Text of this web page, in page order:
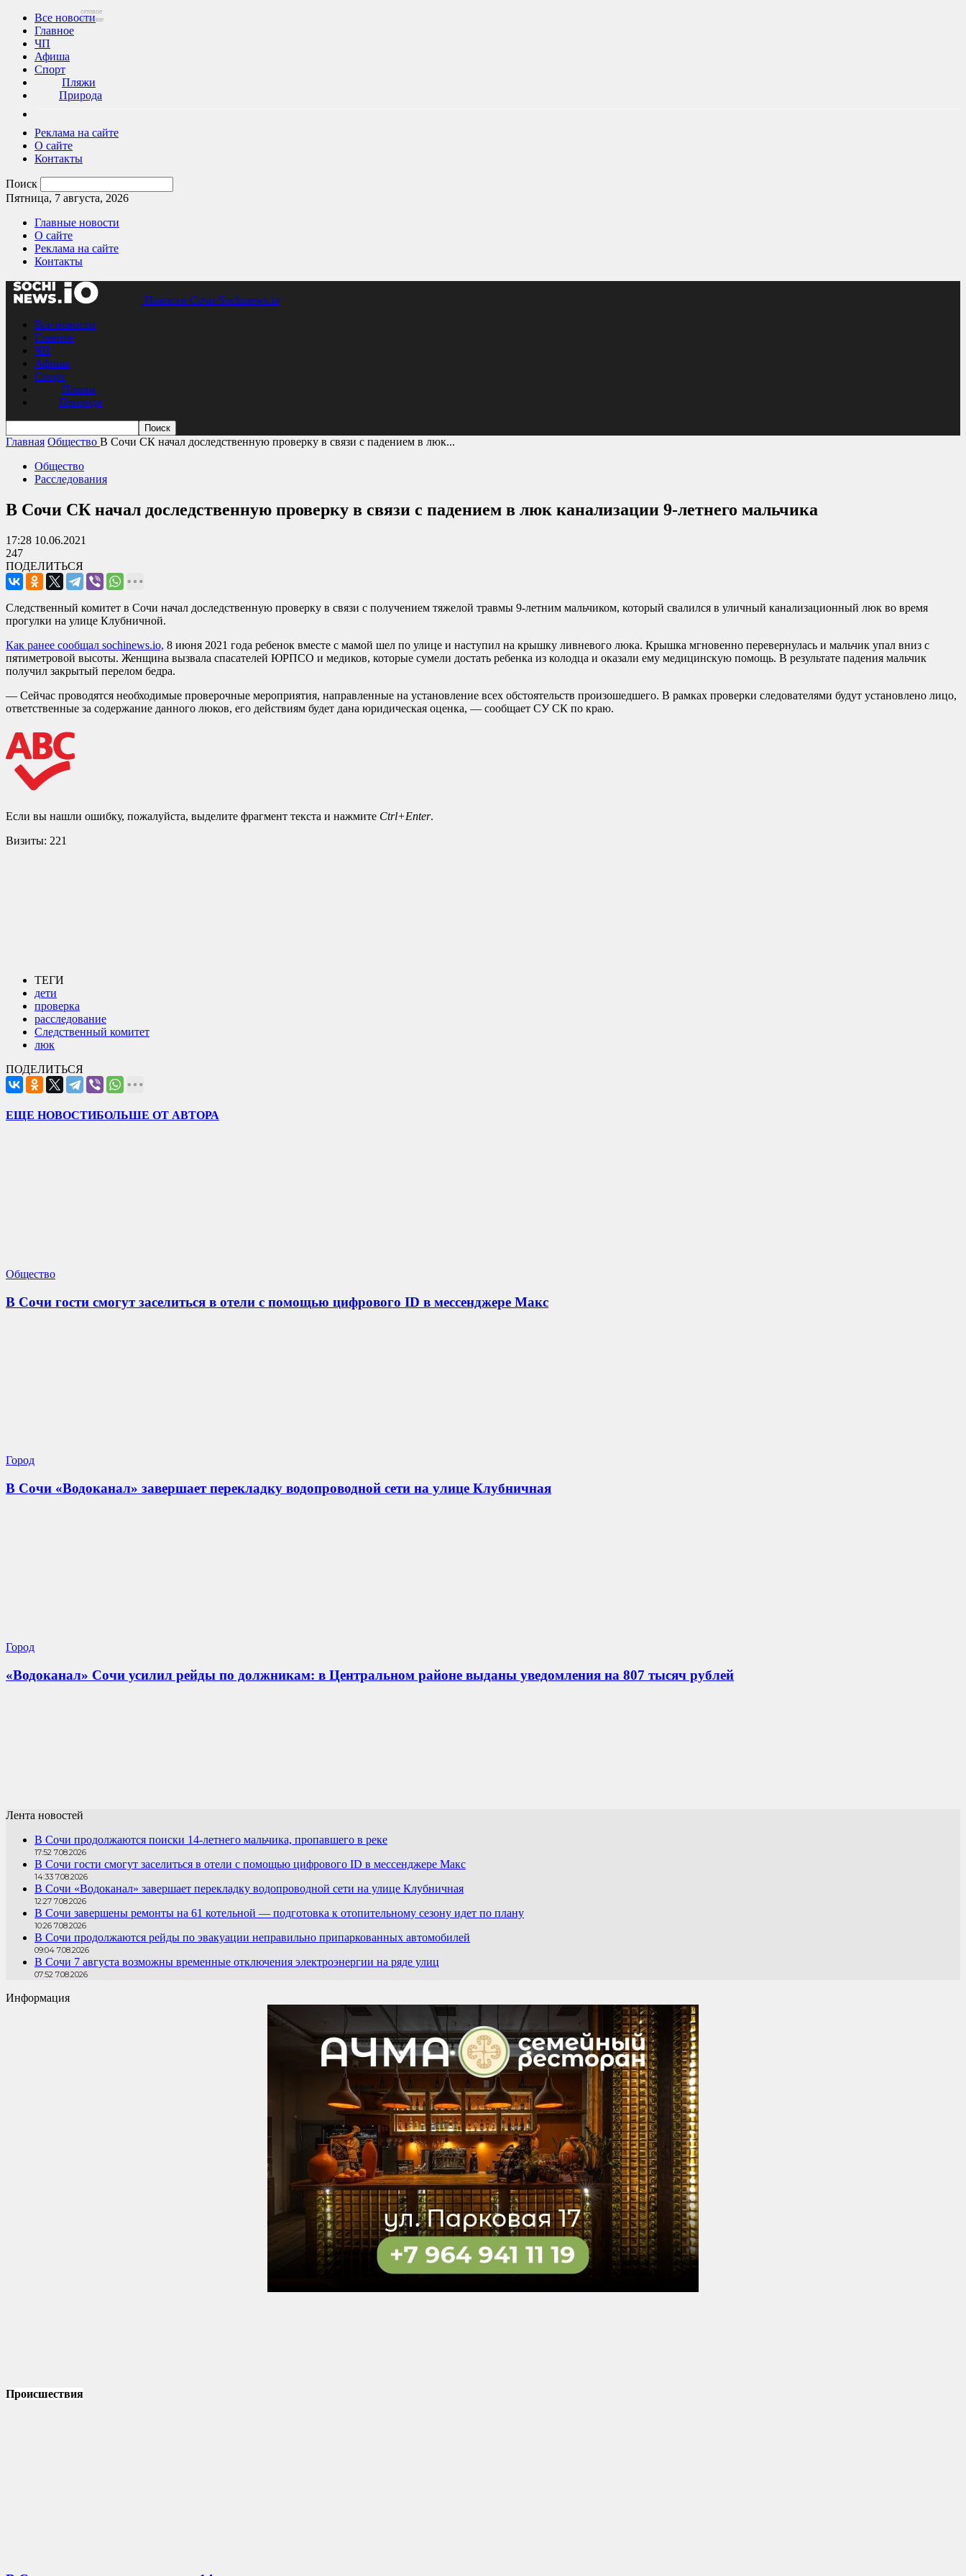
Все новости
Главное
ЧП
Афиша
Спорт
Пляжи
Природа
Реклама на сайте
О сайте
Контакты
Поиск
Пятница, 7 августа, 2026
Главные новости
О сайте
Реклама на сайте
Контакты
Новости Сочи Sochinews.io
сетевое
издание
Все новости
Главное
ЧП
Афиша
Спорт
Пляжи
Природа
Главная Общество В Сочи СК начал доследственную проверку в связи с падением в люк...
Общество
Расследования
В Сочи СК начал доследственную проверку в связи с падением в люк канализации 9-летнего мальчика
17:28 10.06.2021
247
ПОДЕЛИТЬСЯ
Следственный комитет в Сочи начал доследственную проверку в связи с получением тяжелой травмы 9-летним мальчиком, который свалился в уличный канализационный люк во время
прогулки на улице Клубничной.
Как ранее сообщал sochinews.io, 8 июня 2021 года ребенок вместе с мамой шел по улице и наступил на крышку ливневого люка. Крышка мгновенно перевернулась и мальчик упал вниз с
пятиметровой высоты. Женщина вызвала спасателей ЮРПСО и медиков, которые сумели достать ребенка из колодца и оказали ему медицинскую помощь. В результате падения мальчик
получил закрытый перелом бедра.
— Сейчас проводятся необходимые проверочные мероприятия, направленные на установление всех обстоятельств произошедшего. В рамках проверки следователями будут установлено лицо,
ответственные за содержание данного люков, его действиям будет дана юридическая оценка, — сообщает СУ СК по краю.
Если вы нашли ошибку, пожалуйста, выделите фрагмент текста и нажмите Ctrl+Enter.
Визиты: 221
ТЕГИ
дети
проверка
расследование
Следственный комитет
люк
ПОДЕЛИТЬСЯ
ЕЩЕ НОВОСТИБОЛЬШЕ ОТ АВТОРА
Общество
В Сочи гости смогут заселиться в отели с помощью цифрового ID в мессенджере Макс
Город
В Сочи «Водоканал» завершает перекладку водопроводной сети на улице Клубничная
Город
«Водоканал» Сочи усилил рейды по должникам: в Центральном районе выданы уведомления на 807 тысяч рублей
Лента новостей
В Сочи продолжаются поиски 14-летнего мальчика, пропавшего в реке
17:52 7.08.2026
В Сочи гости смогут заселиться в отели с помощью цифрового ID в мессенджере Макс
14:33 7.08.2026
В Сочи «Водоканал» завершает перекладку водопроводной сети на улице Клубничная
12:27 7.08.2026
В Сочи завершены ремонты на 61 котельной — подготовка к отопительному сезону идет по плану
10:26 7.08.2026
В Сочи продолжаются рейды по эвакуации неправильно припаркованных автомобилей
09:04 7.08.2026
В Сочи 7 августа возможны временные отключения электроэнергии на ряде улиц
07:52 7.08.2026
Информация
Происшествия